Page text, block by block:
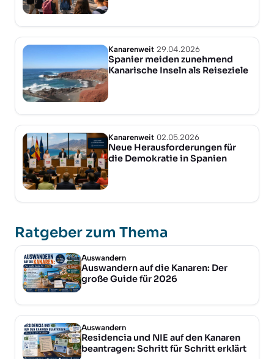
Kanarenweit 29.04.2026
Spanier meiden zunehmend
Kanarische Inseln als Reiseziele
Kanarenweit 02.05.2026
Neue Herausforderungen für
die Demokratie in Spanien
Ratgeber zum Thema
Auswandern
Auswandern auf die Kanaren: Der
große Guide für 2026
Auswandern
Residencia und NIE auf den Kanaren
beantragen: Schritt für Schritt erklärt